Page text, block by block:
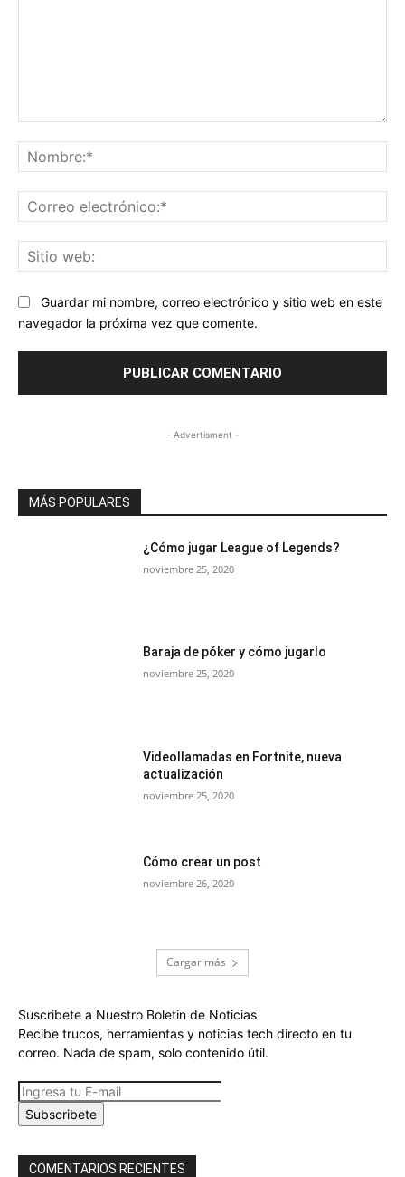
Guardar mi nombre, correo electrónico y sitio web en este
navegador la próxima vez que comente.
- Advertisment -
MÁS POPULARES
¿Cómo jugar League of Legends?
noviembre 25, 2020
Baraja de póker y cómo jugarlo
noviembre 25, 2020
Videollamadas en Fortnite, nueva
actualización
noviembre 25, 2020
Cómo crear un post
noviembre 26, 2020
Cargar más
Suscribete a Nuestro Boletin de Noticias
Recibe trucos, herramientas y noticias tech directo en tu
correo. Nada de spam, solo contenido útil.
Subscribete
COMENTARIOS RECIENTES